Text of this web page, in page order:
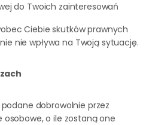
do Twoich zainteresowań
Ciebie skutków prawnych
nie wpływa na Twoją sytuację.
dobrowolnie przez
o ile zostaną one